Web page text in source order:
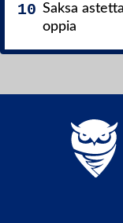
Saksa
oppia